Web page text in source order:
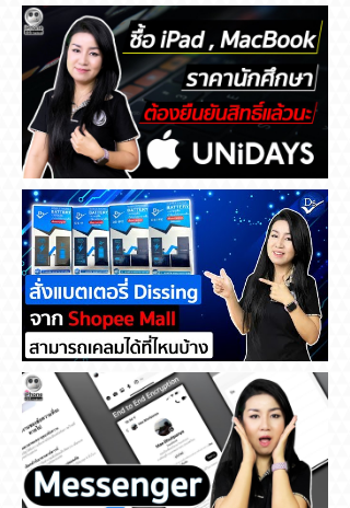
ซื้อ iPad , MacBook ราคา
นักศึกษา ต้องยืนยันสิทธิ์แล้วนะ
สั่งแบตเตอรี่ Dissing จาก
Shopee Mall สามารถเคลมได้ที่
ไหนบ้าง